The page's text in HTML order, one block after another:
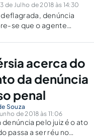
de Julho de 2018 às 14:30
denúncia
se que o agente
Poderia ser indiciado
acerca do
da denúncia
penal
Souza
de 2018 às 11:06
pelo juiz é o ato
passa a ser réu no